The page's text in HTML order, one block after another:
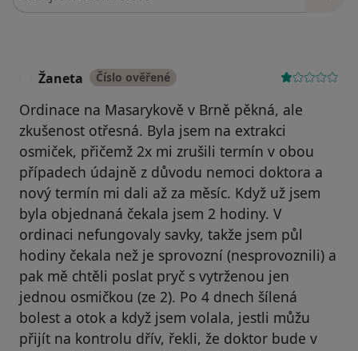
Žaneta Číslo ověřené
Ordinace na Masarykově v Brně pěkná, ale
zkušenost otřesná. Byla jsem na extrakci
osmiček, přičemž 2x mi zrušili termín v obou
případech údajně z důvodu nemoci doktora a
nový termín mi dali až za měsíc. Když už jsem
byla objednaná čekala jsem 2 hodiny. V
ordinaci nefungovaly savky, takže jsem půl
hodiny čekala než je sprovozní (nesprovoznili) a
pak mě chtěli poslat pryč s vytrženou jen
jednou osmičkou (ze 2). Po 4 dnech šílená
bolest a otok a když jsem volala, jestli můžu
přijít na kontrolu dřív, řekli, že doktor bude v